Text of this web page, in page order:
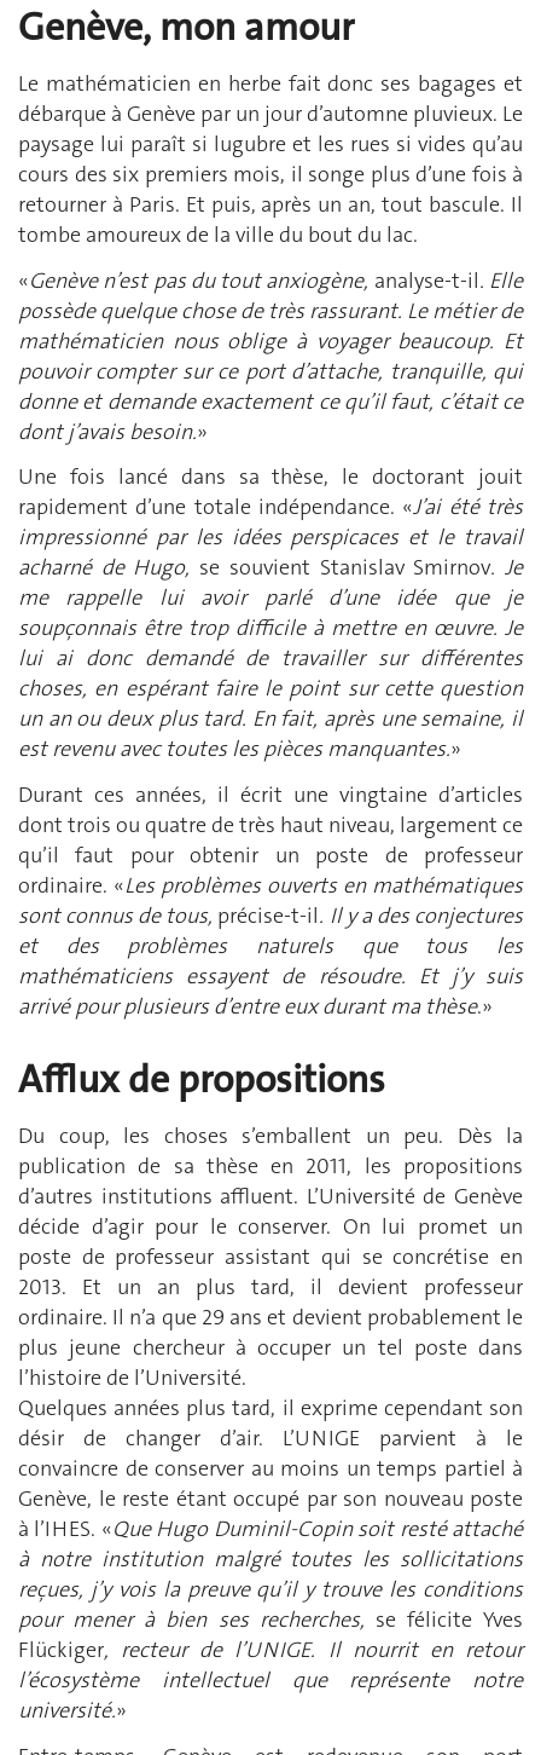
Genève, mon amour
Le mathématicien en herbe fait donc ses bagages et
débarque à Genève par un jour d’automne pluvieux. Le
paysage lui paraît si lugubre et les rues si vides qu’au
cours des six premiers mois, il songe plus d’une fois à
retourner à Paris. Et puis, après un an, tout bascule. Il
tombe amoureux de la ville du bout du lac.
«Genève n’est pas du tout anxiogène, analyse-t-il. Elle
possède quelque chose de très rassurant. Le métier de
mathématicien nous oblige à voyager beaucoup. Et
pouvoir compter sur ce port d’attache, tranquille, qui
donne et demande exactement ce qu’il faut, c’était ce
dont j’avais besoin.»
Une fois lancé dans sa thèse, le doctorant jouit
rapidement d’une totale indépendance. «J’ai été très
impressionné par les idées perspicaces et le travail
acharné de Hugo, se souvient Stanislav Smirnov. Je
me rappelle lui avoir parlé d’une idée que je
soupçonnais être trop difficile à mettre en œuvre. Je
lui ai donc demandé de travailler sur différentes
choses, en espérant faire le point sur cette question
un an ou deux plus tard. En fait, après une semaine, il
est revenu avec toutes les pièces manquantes.»
Durant ces années, il écrit une vingtaine d’articles
dont trois ou quatre de très haut niveau, largement ce
qu’il faut pour obtenir un poste de professeur
ordinaire. «Les problèmes ouverts en mathématiques
sont connus de tous, précise-t-il. Il y a des conjectures
et des problèmes naturels que tous les
mathématiciens essayent de résoudre. Et j’y suis
arrivé pour plusieurs d’entre eux durant ma thèse.»
Afflux de propositions
Du coup, les choses s’emballent un peu. Dès la
publication de sa thèse en 2011, les propositions
d’autres institutions affluent. L’Université de Genève
décide d’agir pour le conserver. On lui promet un
poste de professeur assistant qui se concrétise en
2013. Et un an plus tard, il devient professeur
ordinaire. Il n’a que 29 ans et devient probablement le
plus jeune chercheur à occuper un tel poste dans
l’histoire de l’Université.
Quelques années plus tard, il exprime cependant son
désir de changer d’air. L’UNIGE parvient à le
convaincre de conserver au moins un temps partiel à
Genève, le reste étant occupé par son nouveau poste
à l’IHES. «Que Hugo Duminil-Copin soit resté attaché
à notre institution malgré toutes les sollicitations
reçues, j’y vois la preuve qu’il y trouve les conditions
pour mener à bien ses recherches, se félicite Yves
Flückiger, recteur de l’UNIGE. Il nourrit en retour
l’écosystème intellectuel que représente notre
université.»